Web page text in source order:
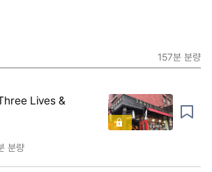
157분 분량
Lives &
분량